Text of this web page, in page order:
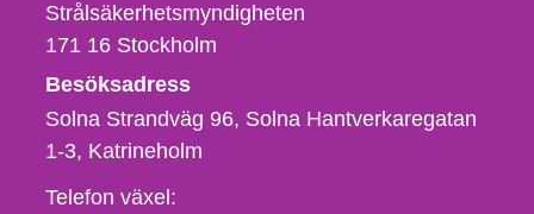
Strålsäkerhetsmyndigheten
171 16 Stockholm
Besöksadress
Solna Strandväg 96, Solna Hantverkaregatan
1-3 Katrineholm
Telefon,
Telefon växel: